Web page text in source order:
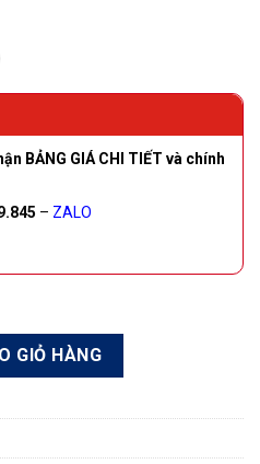
BẢNG GIÁ CHI TIẾT và chính
– ZALO
Shihlin BM 160-RTA 3P 63A
GIỎ HÀNG